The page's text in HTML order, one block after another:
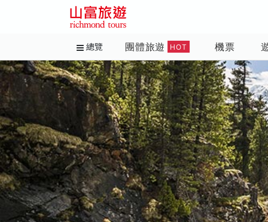
總覽 團體旅遊 HOT 機票